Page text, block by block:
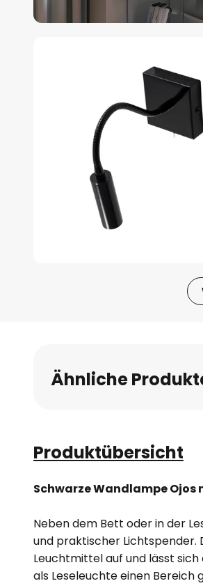
Bildgalerie
springen
Ähnliche
Produktübersicht
Schwarze Wandlampe
Neben dem Bett oder in der
und praktischer Lichtspender.
Leuchtmittel auf und lässt
als Leseleuchte einen